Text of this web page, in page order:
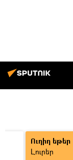
Ուղիղ եթեր
Լուրեր